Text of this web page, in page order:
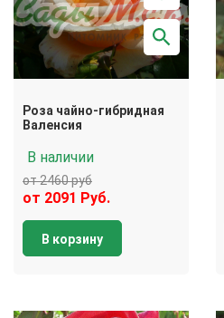
Роза чайно-гибридная
Валенсия
В наличии
от 2460 руб
от 2091 Руб.
В корзину